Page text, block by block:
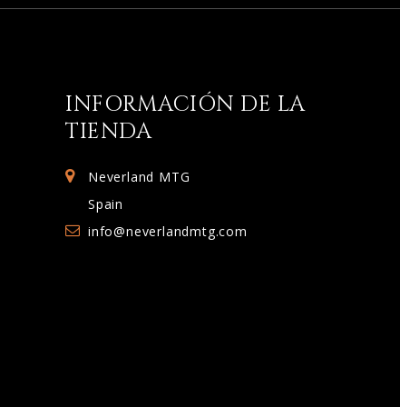
INFORMACIÓN DE LA
TIENDA
Neverland MTG
Spain
info@neverlandmtg.com